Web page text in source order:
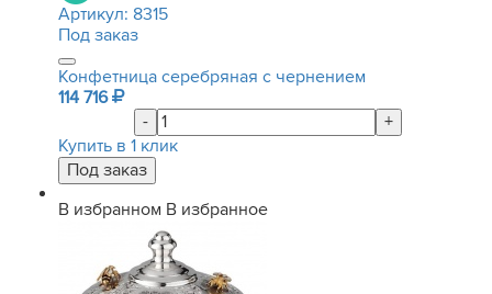
Артикул: 8315
Под заказ
Конфетница серебряная с чернением
114 716
-
+
Купить в 1 клик
В избранном В избранное